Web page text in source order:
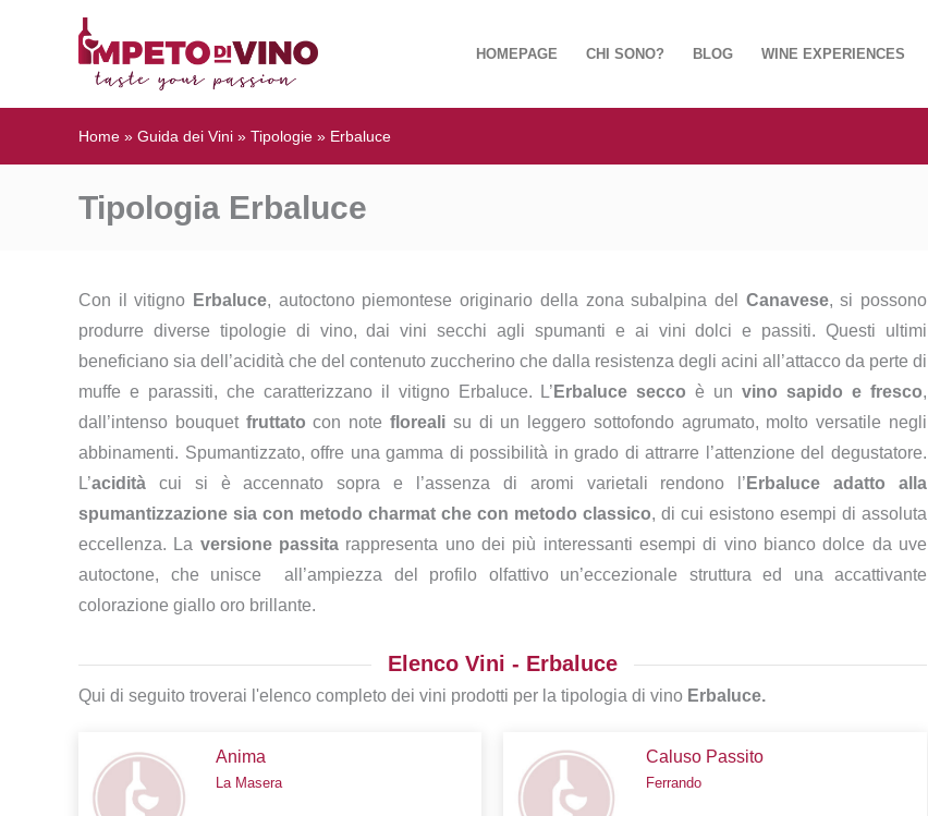
HOMEPAGE CHI SONO? BLOG WINE EXPERIENCES
Home » Guida dei Vini » Tipologie » Erbaluce
Tipologia Erbaluce
Con il vitigno Erbaluce, autoctono piemontese originario della zona subalpina del Canavese, si possono
produrre diverse tipologie di vino, dai vini secchi agli spumanti e ai vini dolci e passiti. Questi ultimi
beneficiano sia dell’acidità che del contenuto zuccherino che dalla resistenza degli acini all’attacco da perte di
muffe e parassiti, che caratterizzano il vitigno Erbaluce. L’ Erbaluce secco è unvino sapido e fresco,
dall’intenso bouquet fruttato con note florealisu di un leggero sottofondo agrumato, molto versatile negli
abbinamenti. Spumantizzato, offre una gamma di possibilità in grado di attrarre l’attenzione del degustatore.
L’acidità cui si è accennato sopra e l’assenza di aromi varietali rendono l’ Erbaluce adatto alla
spumantizzazione sia con metodo charmat che con metodo classico, di cui esistono esempi di assoluta
eccellenza. La versione passita rappresenta uno dei più interessanti esempi di vino bianco dolce da uve
autoctone, che unisce all’ampiezza del profilo olfattivo un’eccezionale struttura ed una accattivante
colorazione giallo oro brillante.
Elenco Vini - Erbaluce
Qui di seguito troverai l'elenco completo dei vini prodotti per la tipologia di vino Erbaluce.
Anima
La Masera
Caluso Passito
Ferrando